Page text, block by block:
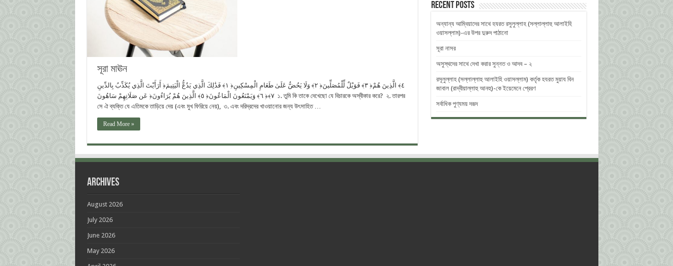
সূরা মাঊন‏ ‏
أَرَأَيْتَ الَّذِي يُكَذِّبُ بِالدِّينِ ‎﴿١﴾‏ فَذَٰلِكَ الَّذِي يَدُعُّ الْيَتِيمَ ‎﴿٢﴾‏ وَلَا يَحُضُّ عَلَىٰ طَعَامِ الْمِسْكِينِ ‎﴿٣﴾‏ فَوَيْلٌ لِّلْمُصَلِّينَ ‎﴿٤﴾‏ الَّذِينَ هُمْ
عَن صَلَاتِهِمْ سَاهُونَ ‎﴿٥﴾‏ الَّذِينَ هُمْ يُرَاءُونَ ‎﴿٦﴾‏ وَيَمْنَعُونَ الْمَاعُونَ ‎﴿٧﴾‏ ‎ ‎১. তুমি কি তাকে দেখেছো যে বিচারকে অস্বীকার করে? ‎ ‎২. তারপর
সে ঐ ব্যক্তি যে এতিমকে তাড়িয়ে দেয় (এবং মুখ ফিরিয়ে নেয়), ‎ ‎৩. এবং দরিদ্রদের খাওয়ানোর জন্য উৎসাহিত …
Read More »
Recent Posts
অন্যান্য আম্বিয়াদের সাথে হযরত রসুলুল্লাহ (সল্লাল্লাহু ‎আলাইহি
ওয়াসল্লাম)-এর উপর দুরুদ ‎পাঠানো
সূরা নাসর
অসুস্থদের সাথে দেখা করার সুন্নত ও আদব – ২
রসূলুল্লাহ (সল্লাল্লাহু আলাইহি ওয়াসল্লাম) কর্তৃক হযরত মুয়ায বিন
জাবাল (রাদ্বীয়াল্লাহু আনহু)-কে ইয়েমেনে প্রেরণ
সর্বাধিক পুণ্যময় দরূদ
Archives
August 2026
July 2026
June 2026
May 2026